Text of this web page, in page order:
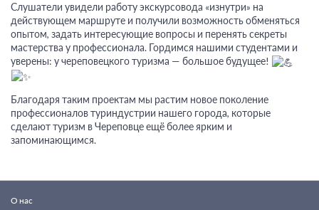
Слушатели увидели работу экскурсовода «изнутри» на
действующем маршруте и получили возможность обменяться
опытом, задать интересующие вопросы и перенять секреты
мастерства у профессионала. Гордимся нашими студентами и
уверены: у череповецкого туризма — большое будущее!
Благодаря таким проектам мы растим новое поколение
профессионалов туриндустрии нашего города, которые
сделают туризм в Череповце ещё более ярким и
запоминающимся.
О нас